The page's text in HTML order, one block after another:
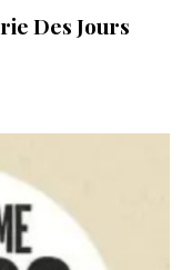
Des Jours